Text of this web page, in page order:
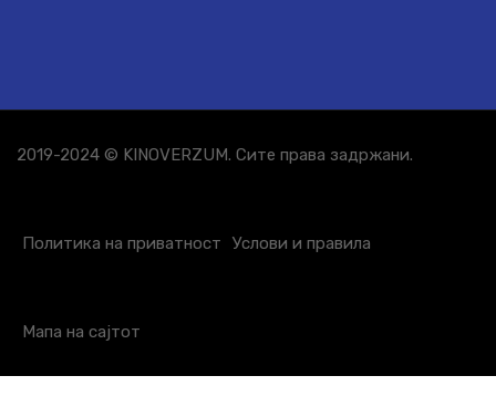
2019-2024 © KINOVERZUM. Сите права задржани.
Политика на приватност Услови и правила
Мапа на сајтот